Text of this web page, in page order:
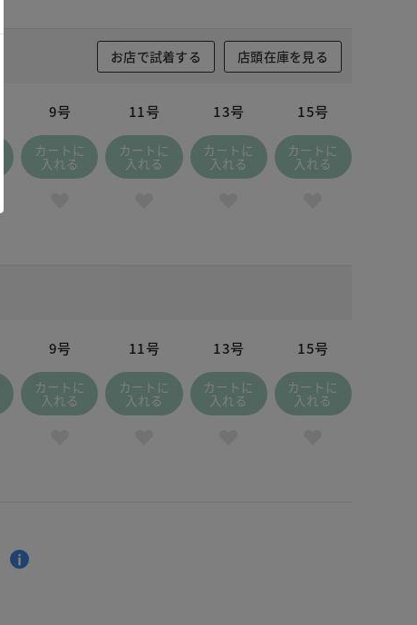
お店で試着する 店頭在庫を見る
9号
カートに
入れる
11号
カートに
入れる
13号
カートに
入れる
15号
カートに
入れる
9号
カートに
入れる
11号
カートに
入れる
13号
カートに
入れる
15号
カートに
入れる